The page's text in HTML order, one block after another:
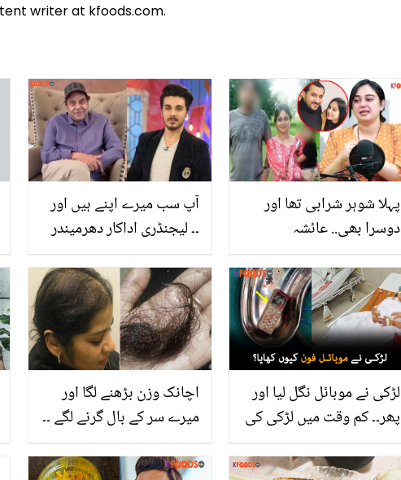
writer at kfoods.com.
آپ سب میرے اپنے ہیں اور
۔۔ لیجنڈری اداکار دھرمیندر
میں تعریف کردی؟ ویڈیو
پیغام دیکھیں
پہلا شوہر شرابی تھا اور
دوسرا بھی.. عائشہ
غلطی قرار دیتے ہوئے باپ
کو قصور وار کیوں کہا؟
اچانک وزن بڑھنے لگا اور
میرے سر کے بال گرنے لگے ۔۔
مسئلہ نہیں ہوگیا؟ جانئیے
لڑکی نے موبائل نگل لیا اور
پھر۔۔ کم وقت میں لڑکی کی
بچائی؟ انوکھا واقعہ